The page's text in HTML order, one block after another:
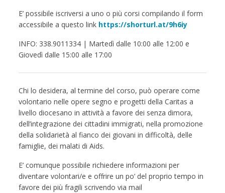
E’ possibile iscriversi a uno o più corsi compilando il form
accessibile a questo link https://shorturl.at/9h6iy
INFO: 338.9011334 | Martedì dalle 10:00 alle 12:00 e
Giovedì dalle 15:00 alle 17:00
Chi lo desidera, al termine del corso, può operare come
volontario nelle opere segno e progetti della Caritas a
livello diocesano in attività a favore dei senza dimora,
dell’integrazione dei cittadini immigrati, nella promozione
della solidarietà al fianco dei giovani in difficoltà, delle
famiglie, dei malati di Aids.
E’ comunque possibile richiedere informazioni per
diventare volontari/e e offrire un po’ del proprio tempo in
favore dei più fragili scrivendo via mail